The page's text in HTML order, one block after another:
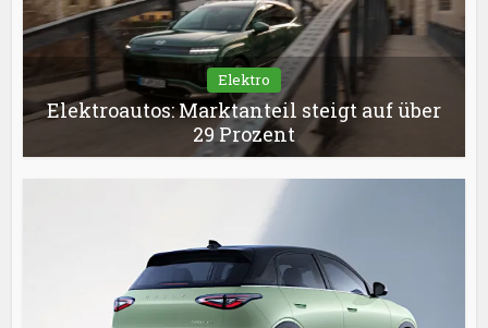
Elektro
Elektroautos: Marktanteil steigt auf über
29 Prozent